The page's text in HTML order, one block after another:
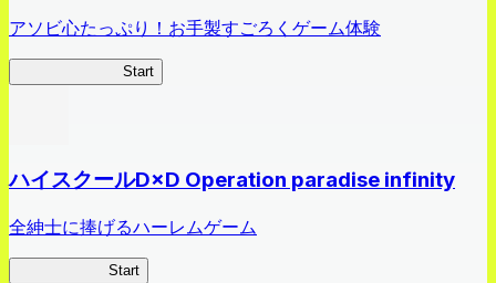
アソビ心たっぷり！お手製すごろくゲーム体験
Start
ハイスクールD×D Operation paradise infinity
全紳士に捧げるハーレムゲーム
Start